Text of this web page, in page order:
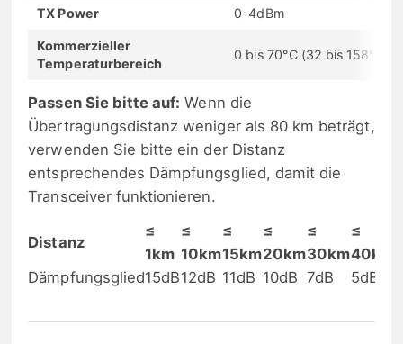
TX Power 0-4dBm
Kommerzieller
Temperaturbereich
0 bis 70°C (32 bis 158°F)
Passen Sie bitte auf: Wenn die
Übertragungsdistanz weniger als 80 km beträgt,
verwenden Sie bitte ein der Distanz
entsprechendes Dämpfungsglied, damit die
Transceiver funktionieren.
Distanz
≤
1km
≤
10km
≤
15km
≤
20km
≤
30km
≤
40km
Dämpfungsglied15dB12dB 11dB 10dB 7dB 5dB